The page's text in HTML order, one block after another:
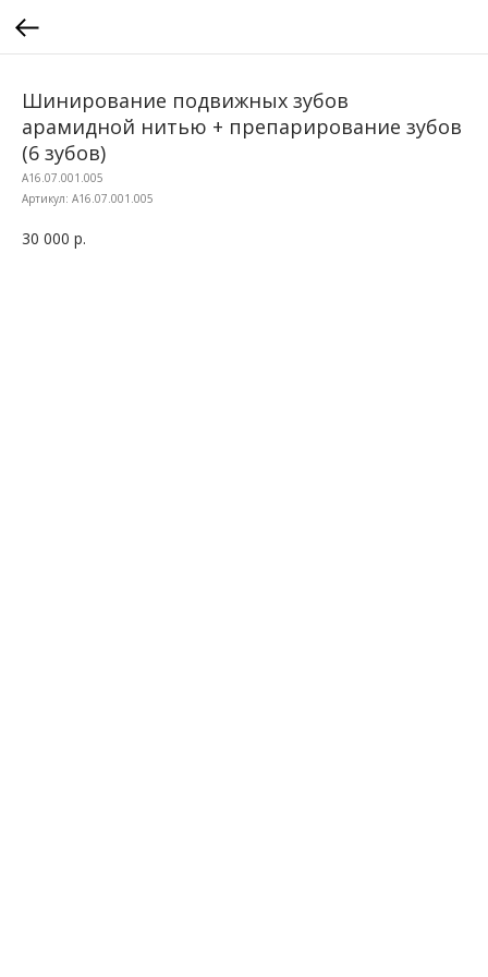
Шинирование подвижных зубов
арамидной нитью + препарирование зубов
(6 зубов)
A16.07.001.005
Артикул: A16.07.001.005
30 000 р.